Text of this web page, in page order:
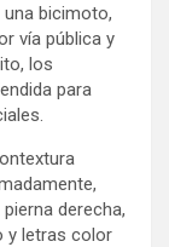
bicimoto,
vía pública y
los
para
derecha,
y letras color